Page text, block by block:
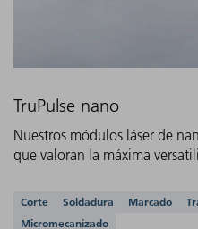
TruPulse nano
Nuestros módulos láser de
que valoran la máxima
Aplicaciones
Corte Soldadura Marcado
Micromecanizado